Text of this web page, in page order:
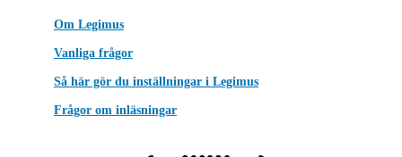
Om Legimus
Vanliga frågor
Så här gör du inställningar i Legimus
Frågor om inläsningar